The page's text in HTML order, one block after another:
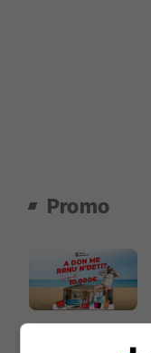
Promo